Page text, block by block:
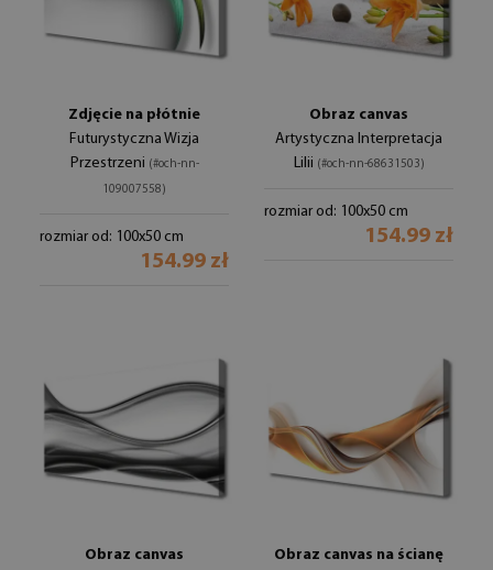
Zdjęcie na płótnie
Futurystyczna Wizja
Przestrzeni (#och-nn-
109007558)
rozmiar od: 100x50 cm
154.99 zł
Obraz canvas
Artystyczna Interpretacja
Lilii (#och-nn-68631503)
rozmiar od: 100x50 cm
154.99 zł
Obraz canvas
Obraz canvas na ścianę